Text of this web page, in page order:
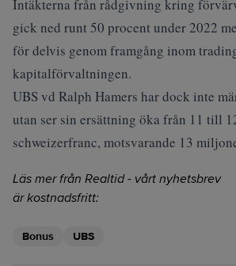
Intäkterna från rådgivning kring
gick ned runt 50 procent under 2022
för delvis genom framgång inom
kapitalförvaltningen.
UBS vd Ralph Hamers har dock inte
utan ser sin ersättning öka från 11 till
schweizerfranc, motsvarande 13
Läs mer från Realtid - vårt nyhetsbrev
är kostnadsfritt:
Bonus UBS